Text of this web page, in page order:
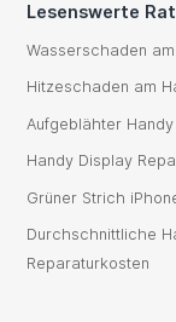
Lesenswerte
Wasserschaden
Hitzeschaden am
Aufgeblähter Handy
Handy Display
Grüner Strich
Durchschnittliche
Reparaturkosten